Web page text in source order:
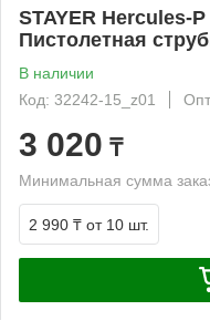
STAYER Hercules-
Пистолетная
В наличии
Код: 32242-15_z01
3 020 ₸
Минимальная сумма
2 990 ₸ от 10 шт.